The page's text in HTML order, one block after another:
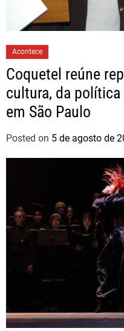
Acontece
Coquetel reúne
cultura, da política
em São Paulo
Posted on 5 de agosto de